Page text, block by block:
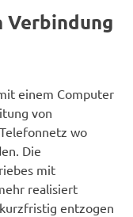
Verbindung
einem Computer
von
wo
Die
mit
realisiert
entzogen